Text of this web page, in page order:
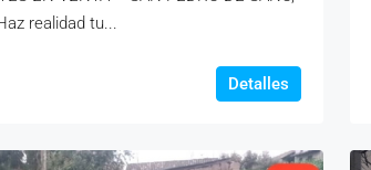
realidad tu...
Detalles